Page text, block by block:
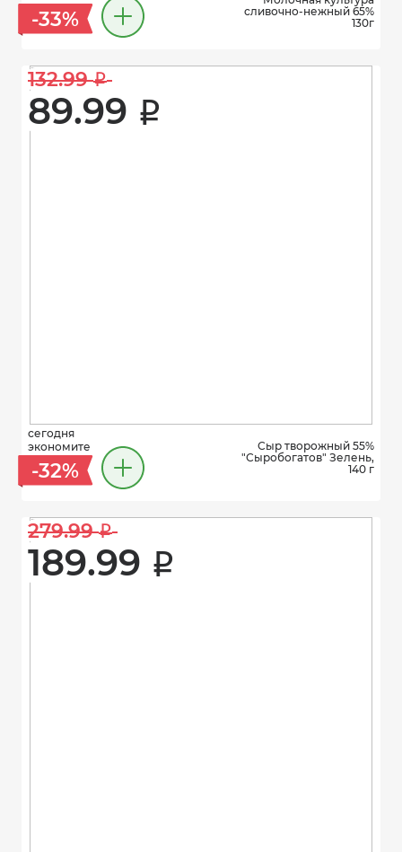
-33%
сливочно-нежный 65%
130г
132.99 i
89.99 i
сегодня
экономите
-32%
Сыр творожный 55%
"Сыробогатов" Зелень,
140 г
279.99 i
189.99 i